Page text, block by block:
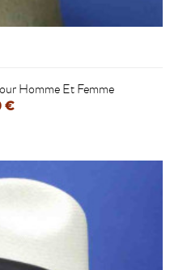
Homme Et Femme
€